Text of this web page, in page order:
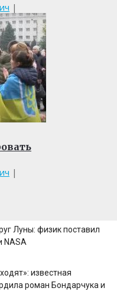
|
|
Луны: физик поставил
NASA
известная
роман Бондарчука и